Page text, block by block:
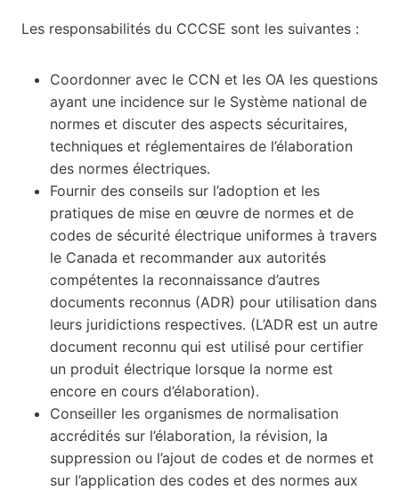
Les responsabilités du CCCSE sont les suivantes :
Coordonner avec le CCN et les OA les questions
ayant une incidence sur le Système national de
normes et discuter des aspects sécuritaires,
techniques et réglementaires de l’élaboration
des normes électriques.
Fournir des conseils sur l’adoption et les
pratiques de mise en œuvre de normes et de
codes de sécurité électrique uniformes à travers
le Canada et recommander aux autorités
compétentes la reconnaissance d’autres
documents reconnus (ADR) pour utilisation dans
leurs juridictions respectives. (L’ADR est un autre
document reconnu qui est utilisé pour certifier
un produit électrique lorsque la norme est
encore en cours d’élaboration).
Conseiller les organismes de normalisation
accrédités sur l’élaboration, la révision, la
suppression ou l’ajout de codes et de normes et
sur l’application des codes et des normes aux